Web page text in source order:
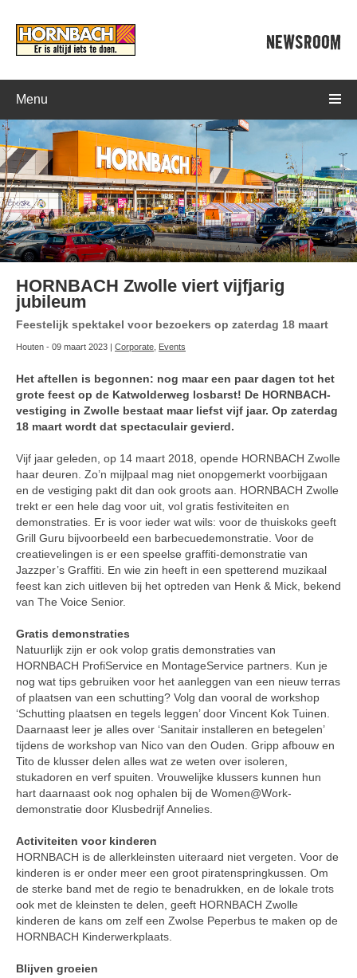
NEWSROOM
Menu
HORNBACH Zwolle viert vijfjarig
jubileum
Feestelijk spektakel voor bezoekers op zaterdag 18 maart
Houten - 09 maart 2023 | Corporate Events
Het aftellen is begonnen: nog maar een paar dagen tot het
grote feest op de Katwolderweg losbarst! De HORNBACH-
vestiging in Zwolle bestaat maar liefst vijf jaar. Op zaterdag
18 maart wordt dat spectaculair gevierd.
Vijf jaar geleden, op 14 maart 2018, opende HORNBACH Zwolle
haar deuren. Zo’n mijlpaal mag niet onopgemerkt voorbijgaan
en de vestiging pakt dit dan ook groots aan. HORNBACH Zwolle
trekt er een hele dag voor uit, vol gratis festiviteiten en
demonstraties. Er is voor ieder wat wils: voor de thuiskoks geeft
Grill Guru bijvoorbeeld een barbecuedemonstratie. Voor de
creatievelingen is er een speelse graffiti-demonstratie van
Jazzper’s Graffiti. En wie zin heeft in een spetterend muzikaal
feest kan zich uitleven bij het optreden van Henk & Mick, bekend
van The Voice Senior.
Gratis demonstraties
Natuurlijk zijn er ook volop gratis demonstraties van
HORNBACH ProfiService en MontageService partners. Kun je
nog wat tips gebruiken voor het aanleggen van een nieuw terras
of plaatsen van een schutting? Volg dan vooral de workshop
‘Schutting plaatsen en tegels leggen’ door Vincent Kok Tuinen.
Daarnaast leer je alles over ‘Sanitair installeren en betegelen’
tijdens de workshop van Nico van den Ouden. Gripp afbouw en
Tito de klusser delen alles wat ze weten over isoleren,
stukadoren en verf spuiten. Vrouwelijke klussers kunnen hun
hart daarnaast ook nog ophalen bij de Women@Work-
demonstratie door Klusbedrijf Annelies.
Activiteiten voor kinderen
HORNBACH is de allerkleinsten uiteraard niet vergeten. Voor de
kinderen is er onder meer een groot piratenspringkussen. Om
de sterke band met de regio te benadrukken, en de lokale trots
ook met de kleinsten te delen, geeft HORNBACH Zwolle
kinderen de kans om zelf een Zwolse Peperbus te maken op de
HORNBACH Kinderwerkplaats.
Blijven groeien